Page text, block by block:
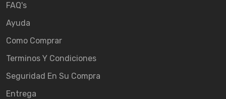
FAQ's
Ayuda
Como Comprar
Terminos Y Condiciones
Seguridad En Su Compra
Entrega